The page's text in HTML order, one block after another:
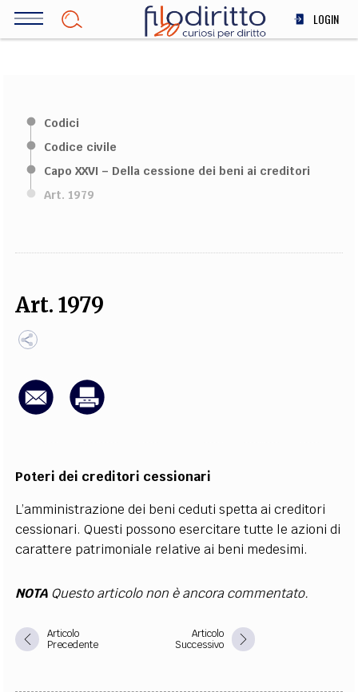
Salta
LOGIN
STORIA E FILOSOFIA
FILODIRITTO REDAZIONE
CODICI RUBRICHE
Codici
Codice civile
Capo XXVI – Della cessione dei beni ai creditori
Art. 1979
Art. 1979
Poteri dei creditori cessionari
L’amministrazione dei beni ceduti spetta ai creditori
cessionari. Questi possono esercitare tutte le azioni di
carattere patrimoniale relative ai beni medesimi.
NOTA Questo articolo non è ancora commentato.
Articolo
Precedente
Articolo
Successivo